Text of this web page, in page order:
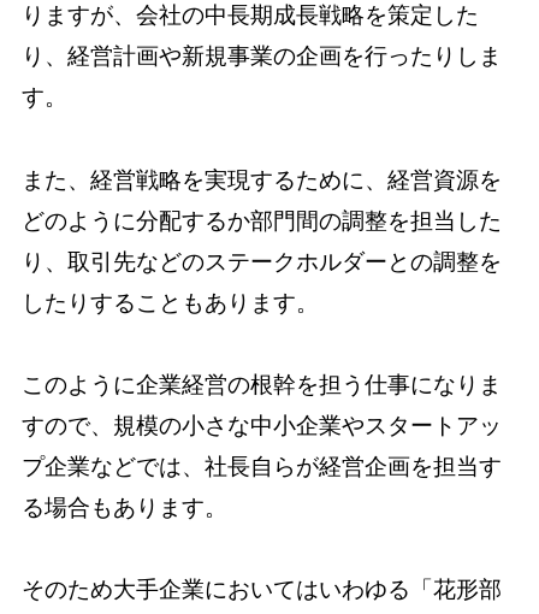
りますが、会社の中長期成長戦略を策定した
り、経営計画や新規事業の企画を行ったりしま
す。
また、経営戦略を実現するために、経営資源を
どのように分配するか部門間の調整を担当した
り、取引先などのステークホルダーとの調整を
したりすることもあります。
このように企業経営の根幹を担う仕事になりま
すので、規模の小さな中小企業やスタートアッ
プ企業などでは、社長自らが経営企画を担当す
る場合もあります。
そのため大手企業においてはいわゆる「花形部